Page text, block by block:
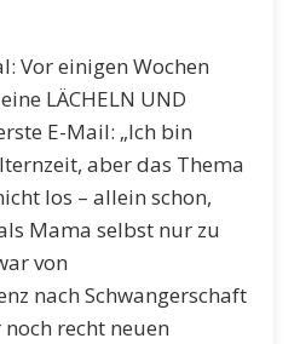
Vor einigen Wochen
LÄCHELN UND
E-Mail: „Ich bin
aber das Thema
los – allein schon,
Mama selbst nur zu
von
nach Schwangerschaft
recht neuen